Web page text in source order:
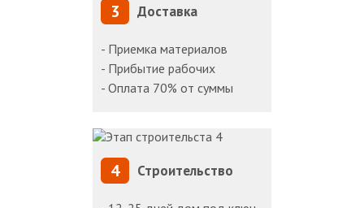
3 Доставка
- Приемка материалов
- Прибытие рабочих
- Оплата 70% от суммы
4 Строительство